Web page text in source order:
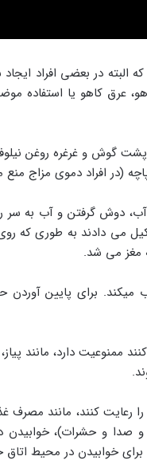
در بعضی افراد
عرق کاهو یا
گوش و غرغره روغن
پاچه (در افراد دموی مزاج
گرفتن و آب به سر
مغز می ­شد.
برای پایین آوردن
ممنوعیت دارد، مانند
را رعایت کنند، مانند
و صدا و حشرات)،
خوابیدن در محیط اتاق